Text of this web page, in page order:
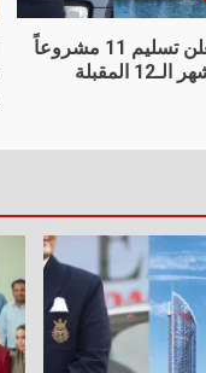
دانوب العقارية تعلن تسليم 11 مشروعاً
المقبلة